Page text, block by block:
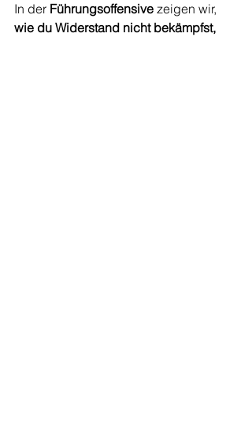
In der Führungsoffensive zeigen wir,
wie du Widerstand nicht bekämpfst,